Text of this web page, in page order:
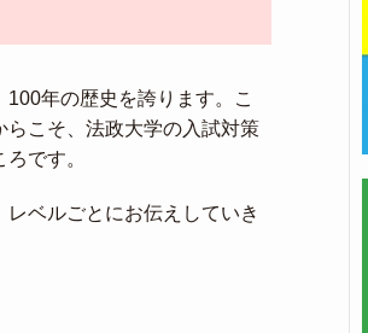
年の歴史を誇ります。こ
こそ、法政大学の入試対策
です。
ベルごとにお伝えしていき